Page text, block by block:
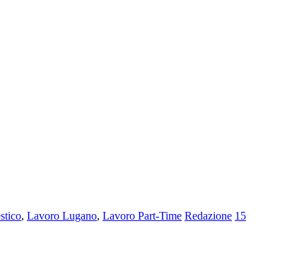
, Lavoro Lugano, Lavoro Part-Time Redazione 15